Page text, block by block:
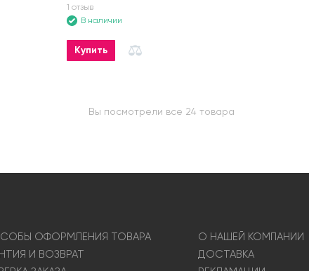
1 отзыв
В наличии
Купить
Вы посмотрели все 24 товара
ОФОРМЛЕНИЯ ТОВАРА
О НАШЕЙ КОМПАНИИ
И ВОЗВРАТ
ДОСТАВКА